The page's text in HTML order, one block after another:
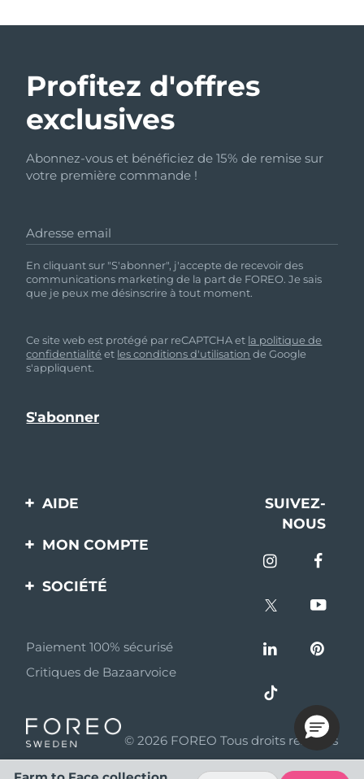
Profitez d'offres
exclusives
Abonnez-vous et bénéficiez de 15% de remise sur
votre première commande !
Adresse email
En cliquant sur "S'abonner", j'accepte de recevoir des
communications marketing de la part de FOREO. Je sais
que je peux me désinscrire à tout moment.
Ce site web est protégé par reCAPTCHA et la politique de
confidentialité et les conditions d'utilisation de Google
s'appliquent.
AIDE
Contactez-nous
livraisons
Questions et réponses
Informations sur la
SUIVEZ-
NOUS
MON COMPTE
Enregistrement produit
SOCIÉTÉ
Programme d’affiliation
Nouvelles d'affiliation
Partenaires
distributeurs
Paiement 100% sécurisé
Critiques de Bazaarvoice
© 2026 FOREO Tous droits réservés